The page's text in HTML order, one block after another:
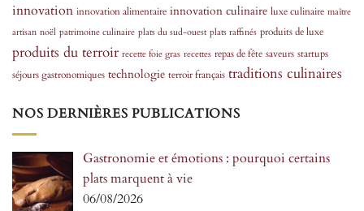
innovation innovation alimentaire innovation culinaire luxe culinaire maître
artisan noël patrimoine culinaire plats du sud-ouest plats raffinés produits de luxe
produits du terroir recette foie gras recettes repas de fête saveurs startups
séjours gastronomiques technologie terroir français traditions culinaires
NOS DERNIÈRES PUBLICATIONS
Gastronomie et émotions : pourquoi certains
plats marquent à vie
06/08/2026